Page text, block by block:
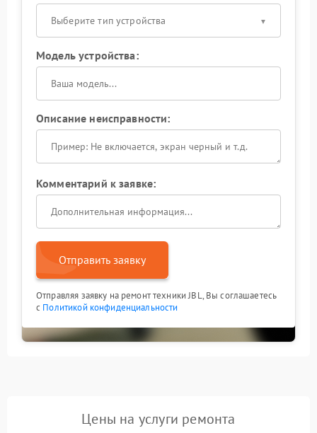
Выберите тип устройства
Модель устройства:
Описание неисправности:
Комментарий к заявке:
Отправить заявку
Отправляя заявку на ремонт техники JBL, Вы соглашаетесь
с Политикой конфиденциальности
Цены на услуги ремонта